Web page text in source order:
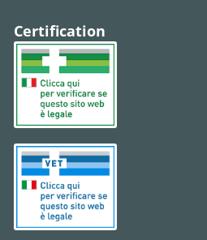
Certification